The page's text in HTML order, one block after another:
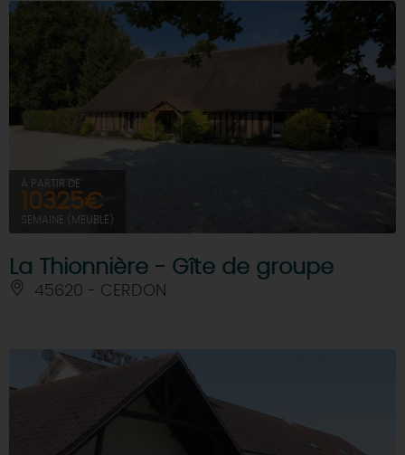
À PARTIR DE
10325€
SEMAINE (MEUBLÉ)
La Thionnière - Gîte de groupe
45620 - CERDON